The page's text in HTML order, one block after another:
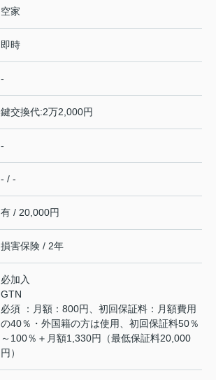
空家
即時
-
鍵交換代:2万2,000円
-
- / -
有 / 20,000円
損害保険 / 2年
必加入
GTN
必須 ：月額：800円、初回保証料：月額費用
の40％・外国籍の方は使用、初回保証料50％
～100％＋月額1,330円（最低保証料20,000
円）